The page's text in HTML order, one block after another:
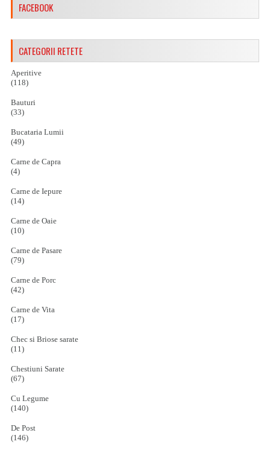
FACEBOOK
CATEGORII RETETE
Aperitive
(118)
Bauturi
(33)
Bucataria Lumii
(49)
Carne de Capra
(4)
Carne de Iepure
(14)
Carne de Oaie
(10)
Carne de Pasare
(79)
Carne de Porc
(42)
Carne de Vita
(17)
Chec si Briose sarate
(11)
Chestiuni Sarate
(67)
Cu Legume
(140)
De Post
(146)